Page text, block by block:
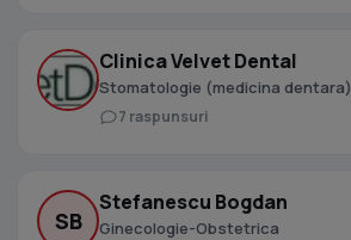
Clinica Velvet Dental
Stomatologie (medicina dentara)
7 raspunsuri
SB
Stefanescu Bogdan
Ginecologie-Obstetrica